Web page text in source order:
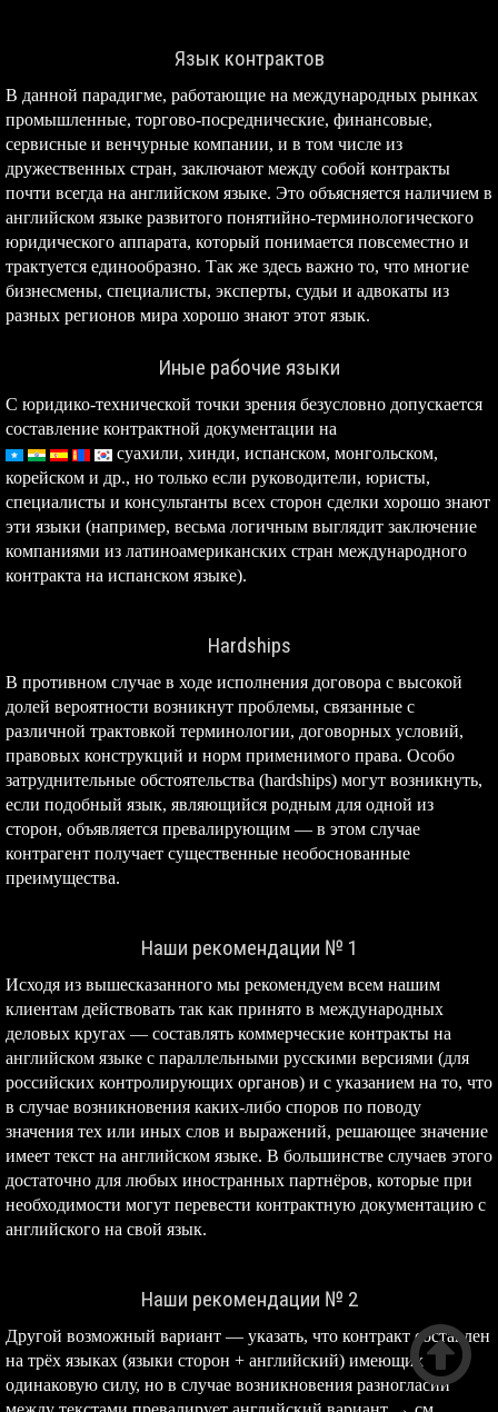
Язык контрактов
В данной парадигме, работающие на международных рынках
промышленные, торгово-посреднические, финансовые,
сервисные и венчурные компании, и в том числе из
дружественных стран, заключают между собой контракты
почти всегда на английском языке. Это объясняется наличием в
английском языке развитого понятийно-терминологического
юридического аппарата, который понимается повсеместно и
трактуется единообразно. Так же здесь важно то, что многие
бизнесмены, специалисты, эксперты, судьи и адвокаты из
разных регионов мира хорошо знают этот язык.
Иные рабочие языки
С юридико-технической точки зрения безусловно допускается
составление контрактной документации на
суахили, хинди, испанском, монгольском,
корейском и др., но только если руководители, юристы,
специалисты и консультанты всех сторон сделки хорошо знают
эти языки (например, весьма логичным выглядит заключение
компаниями из латиноамериканских стран международного
контракта на испанском языке).
Hardships
В противном случае в ходе исполнения договора с высокой
долей вероятности возникнут проблемы, связанные с
различной трактовкой терминологии, договорных условий,
правовых конструкций и норм применимого права. Особо
затруднительные обстоятельства (hardships) могут возникнуть,
если подобный язык, являющийся родным для одной из
сторон, объявляется превалирующим — в этом случае
контрагент получает существенные необоснованные
преимущества.
Наши рекомендации № 1
Исходя из вышесказанного мы рекомендуем всем нашим
клиентам действовать так как принято в международных
деловых кругах — составлять коммерческие контракты на
английском языке с параллельными русскими версиями (для
российских контролирующих органов) и с указанием на то, что
в случае возникновения каких-либо споров по поводу
значения тех или иных слов и выражений, решающее значение
имеет текст на английском языке. В большинстве случаев этого
достаточно для любых иностранных партнёров, которые при
необходимости могут перевести контрактную документацию с
английского на свой язык.
Наши рекомендации № 2
Другой возможный вариант — указать, что контракт составлен
на трёх языках (языки сторон + английский) имеющих
одинаковую силу, но в случае возникновения разногласий
